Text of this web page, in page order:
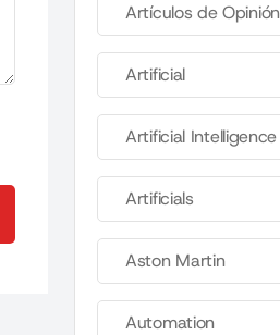
Artículos de Opinión
Artificial
Artificial Intelligence
Artificials
Aston Martin
Automation